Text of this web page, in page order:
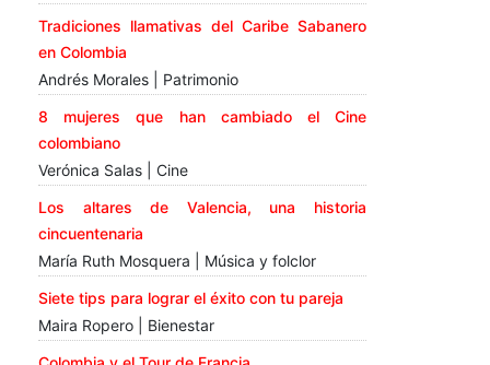
Tradiciones llamativas del Caribe Sabanero
en Colombia
Andrés Morales | Patrimonio
8 mujeres que han cambiado el Cine
colombiano
Verónica Salas | Cine
Los altares de Valencia, una historia
cincuentenaria
María Ruth Mosquera | Música y folclor
Siete tips para lograr el éxito con tu pareja
Maira Ropero | Bienestar